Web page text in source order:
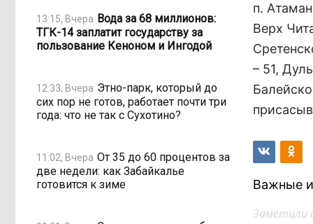
13:15, Вчера Вода за 68 миллионов:
ТГК-14 заплатит государству за
пользование Кеноном и Ингодой
12:33, Вчера Этно-парк, который до
сих пор не готов, работает почти три
года: что не так с Сухотино?
11:02, Вчера От 35 до 60 процентов за
две недели: как Забайкалье
готовится к зиме
п.
Верх
– 51,
Важные
Заметили